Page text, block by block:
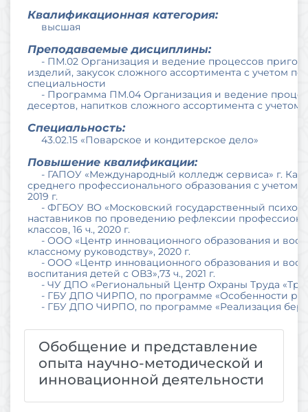
Квалификационная категория:
высшая
Преподаваемые дисциплины:
- ПМ.02 Организация и ведение процессов
изделий, закусок сложного ассортимента с учетом
специальности
- Программа ПМ.04 Организация и ведение
десертов, напитков сложного ассортимента с
Специальность:
43.02.15 «Поварское и кондитерское дело»
Повышение квалификации:
- ГАПОУ «Международный колледж сервиса» г.
среднего профессионального образования с учетом
2019 г.
- ФГБОУ ВО «Московский государственный
наставников по проведению рефлексии
классов, 16 ч., 2020 г.
- ООО «Центр инновационного образования и
классному руководству», 2020 г.
- ООО «Центр инновационного образования и
воспитания детей с ОВЗ»,73 ч., 2021 г.
- ЧУ ДПО «Региональный Центр Охраны Труда
- ГБУ ДПО ЧИРПО, по программе «Особенности
- ГБУ ДПО ЧИРПО, по программе «Реализация
Обобщение и представление
опыта научно-методической и
инновационной деятельности